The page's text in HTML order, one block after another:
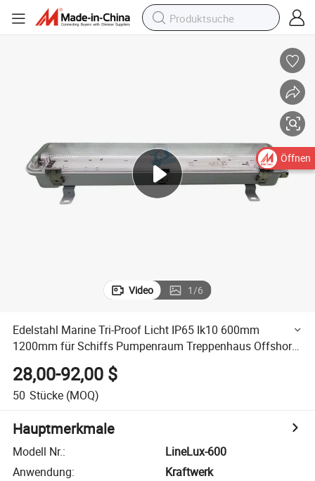
Video 1/6
Edelstahl Marine Tri-Proof Licht IP65 Ik10 600mm
1200mm für Schiffs Pumpenraum Treppenhaus Offshore
Plattform Beleuchtung
28,00-92,00 $
50 Stücke (MOQ)
Hauptmerkmale
Modell Nr.:
LineLux-600
Anwendung:
Kraftwerk
Öffnen